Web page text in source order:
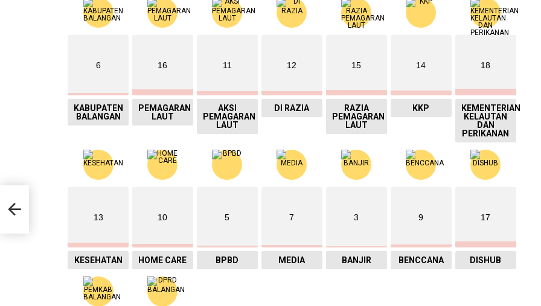
6
KABUPATEN
BALANGAN
16
PEMAGARAN
LAUT
11
AKSI
PEMAGARAN
LAUT
12
DI RAZIA
15
RAZIA
PEMAGARAN
LAUT
14
KKP
18
KEMENTERIAN
KELAUTAN
DAN
PERIKANAN
13
KESEHATAN
10
HOME CARE
5
BPBD
7
MEDIA
3
BANJIR
9
BENCCANA
17
DISHUB